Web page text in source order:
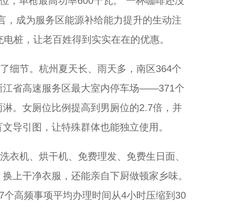
，成为服务区能源补给能力提升的生动注
桩，让老百姓得到实实在在的优惠。
节。杭州夏天长、雨天多，南区364个
江省高速服务区最大室内停车场——371个
。女厕位比例提高到男厕位的2.7倍，并
导引图，让特殊群体也能独立使用。
机、烘干机、免费理发、免费生日面、
干净衣服，还能亲自下厨做顿家乡味。
个高频事项平均办理时间从4小时压缩到30